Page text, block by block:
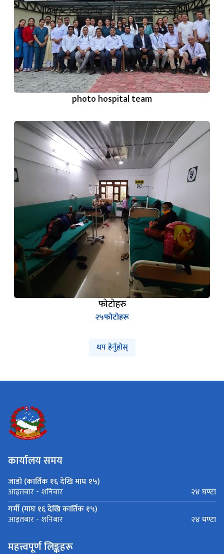
photo hospital team
फोटोहरु
२५फोटोहरू
थप हेर्नुहोस्
कार्यालय समय
जाडो (कार्तिक १६ देखि माघ १५)
आइतबार - शनिबार
२४ घण्टा
गर्मी (माघ १६ देखि कार्तिक १५)
आइतबार - शनिबार २४ घण्टा
महत्त्वपूर्ण लिङ्कहरू